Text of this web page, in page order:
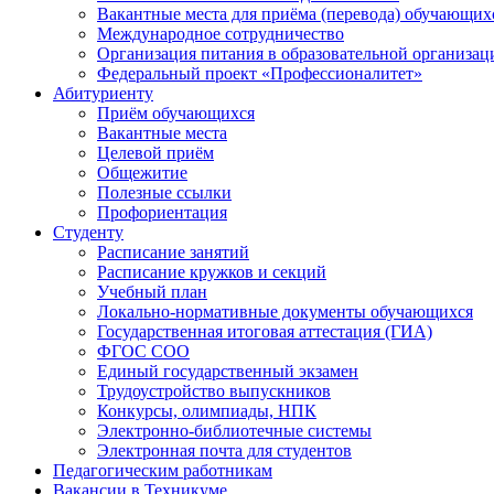
Вакантные места для приёма (перевода)
Международное сотрудничество
Организация питания в образовательной
Федеральный проект «Профессионалитет»
Абитуриенту
Приём обучающихся
Вакантные места
Целевой приём
Общежитие
Полезные ссылки
Профориентация
Студенту
Расписание занятий
Расписание кружков и секций
Учебный план
Локально-нормативные документы обучающихся
Государственная итоговая аттестация (ГИА)
ФГОС СОО
Единый государственный экзамен
Трудоустройство выпускников
Конкурсы, олимпиады, НПК
Электронно-библиотечные системы
Электронная почта для студентов
Педагогическим работникам
Вакансии в Техникуме